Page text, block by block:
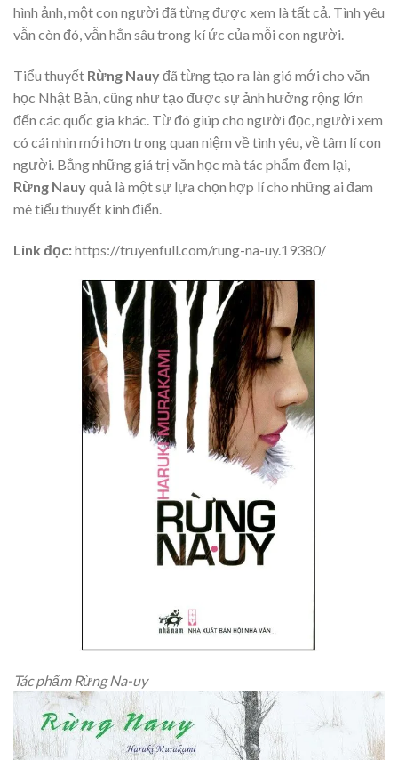
hình ảnh, một con người đã từng được xem là tất cả. Tình yêu
vẫn còn đó, vẫn hằn sâu trong kí ức của mỗi con người.
Tiểu thuyết Rừng Nauyđã từng tạo ra làn gió mới cho văn
học Nhật Bản, cũng như tạo được sự ảnh hưởng rộng lớn
đến các quốc gia khác. Từ đó giúp cho người đọc, người xem
có cái nhìn mới hơn trong quan niệm về tình yêu, về tâm lí con
người. Bằng những giá trị văn học mà tác phẩm đem lại,
Rừng Nauyquả là một sự lựa chọn hợp lí cho những ai đam
mê tiểu thuyết kinh điển.
Link đọc:https://truyenfull.com/rung-na-uy.19380/
Tác phẩm Rừng Na-uy